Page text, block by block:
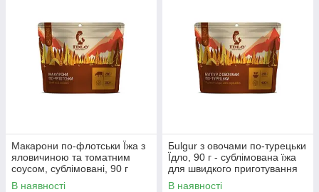
Макарони по-флотськи Їжа з
яловичиною та томатним
соусом, сублімовані, 90 г
В наявності
Бulgur з овочами по-турецьки
Їдло, 90 г - сублімована їжа
для швидкого приготування
400 г
В наявності